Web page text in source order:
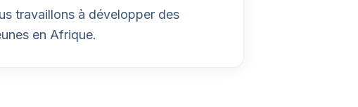
travaillons à développer des
en Afrique.